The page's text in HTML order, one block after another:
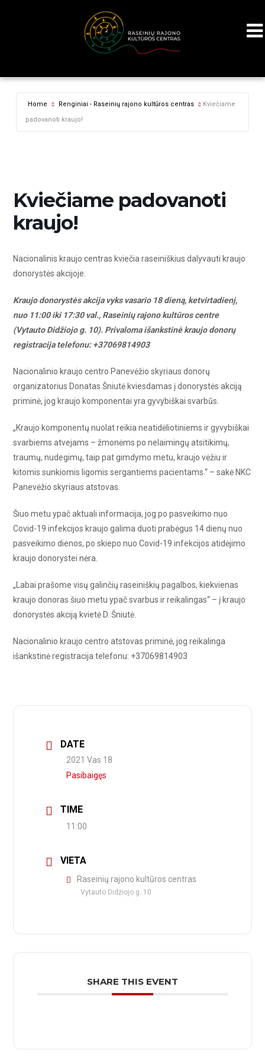
Home Renginiai - Raseinių rajono kultūros centras
Kviečiame
padovanoti kraujo!
Kviečiame padovanoti
kraujo!
Nacionalinis kraujo centras kviečia raseiniškius dalyvauti kraujo
donorystės akcijoje.
Kraujo donorystės akcija vyks vasario 18 dieną, ketvirtadienį,
nuo 11:00 iki 17:30 val., Raseinių rajono kultūros centre
(Vytauto Didžiojo g. 10). Privaloma išankstinė kraujo donorų
registracija telefonu: +37069814903
Nacionalinio kraujo centro Panevėžio skyriaus donorų
organizatorius Donatas Šniutė kviesdamas į donorystės akciją
priminė, jog kraujo komponentai yra gyvybiškai svarbūs.
„Kraujo komponentų nuolat reikia neatidėliotiniems ir gyvybiškai
svarbiems atvejams – žmonėms po nelaimingų atsitikimų,
traumų, nudegimų, taip pat gimdymo metu, kraujo vėžiu ir
kitomis sunkiomis ligomis sergantiems pacientams.“ – sakė NKC
Panevėžio skyriaus atstovas.
Šiuo metu ypač aktuali informacija, jog po pasveikimo nuo
Covid-19 infekcijos kraujo galima duoti prabėgus 14 dienų nuo
pasveikimo dienos, po skiepo nuo Covid-19 infekcijos atidėjimo
kraujo donorystei nėra.
„Labai prašome visų galinčių raseiniškių pagalbos, kiekvienas
kraujo donoras šiuo metu ypač svarbus ir reikalingas“ – į kraujo
donorystės akciją kvietė D. Šniutė.
Nacionalinio kraujo centro atstovas priminė, jog reikalinga
išankstinė registracija telefonu: +37069814903
DATE
2021 Vas 18
Pasibaigęs
TIME
11:00
VIETA
Raseinių rajono kultūros centras
Vytauto Didžiojo g. 10
SHARE THIS EVENT